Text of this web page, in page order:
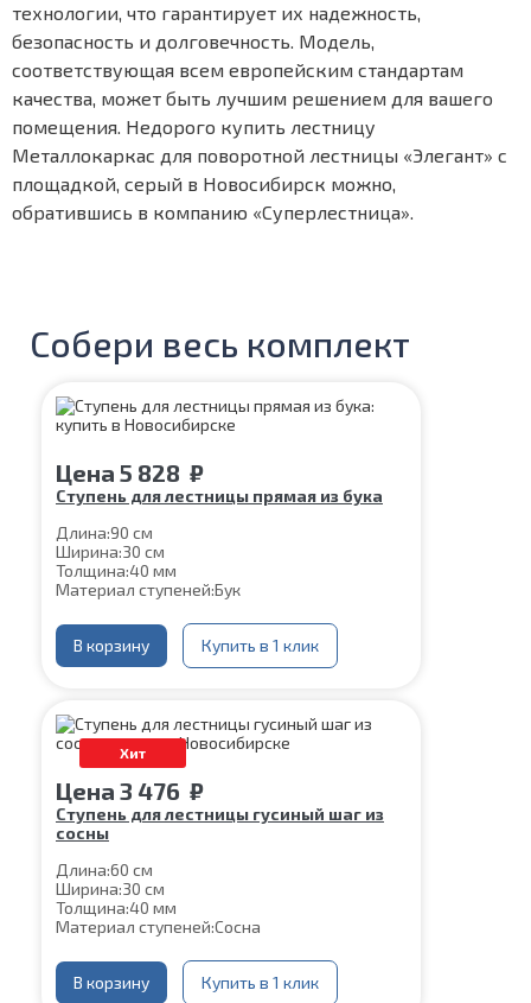
технологии, что гарантирует их надежность,
безопасность и долговечность. Модель,
соответствующая всем европейским стандартам
качества, может быть лучшим решением для вашего
помещения. Недорого купить лестницу
Металлокаркас для поворотной лестницы «Элегант» с
площадкой, серый в Новосибирск можно,
обратившись в компанию «Суперлестница».
Собери весь комплект
Цена 5 828 ₽
Ступень для лестницы прямая из бука
Длина:90 см
Ширина:30 см
Толщина:40 мм
Материал ступеней:Бук
В корзину Купить в 1 клик
Хит
Цена 3 476 ₽
Ступень для лестницы гусиный шаг из
сосны
Длина:60 см
Ширина:30 см
Толщина:40 мм
Материал ступеней:Сосна
В корзину Купить в 1 клик